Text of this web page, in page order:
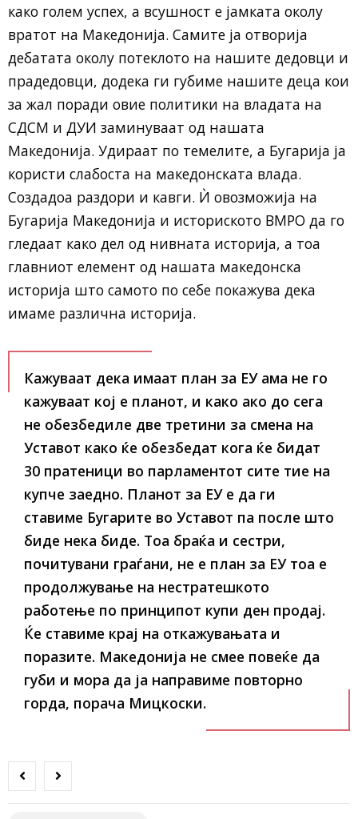
како голем успех, а всушност е јамката околу
вратот на Македонија. Самите ја отворија
дебатата околу потеклото на нашите дедовци и
прадедовци, додека ги губиме нашите деца кои
за жал поради овие политики на владата на
СДСМ и ДУИ заминуваат од нашата
Македонија. Удираат по темелите, а Бугарија ја
користи слабоста на македонската влада.
Создадоа раздори и кавги. Ѝ овозможија на
Бугарија Македонија и историското ВМРО да го
гледаат како дел од нивната историја, а тоа
главниот елемент од нашата македонска
историја што самото по себе покажува дека
имаме различна историја.
Кажуваат дека имаат план за ЕУ ама не го
кажуваат кој е планот, и како ако до сега
не обезбедиле две третини за смена на
Уставот како ќе обезбедат кога ќе бидат
30 пратеници во парламентот сите тие на
купче заедно. Планот за ЕУ е да ги
ставиме Бугарите во Уставот па после што
биде нека биде. Тоа браќа и сестри,
почитувани граѓани, не е план за ЕУ тоа е
продолжување на нестратешкото
работење по принципот купи ден продај.
Ќе ставиме крај на откажувањата и
поразите. Македонија не смее повеќе да
губи и мора да ја направиме повторно
горда, порача Мицкоски.